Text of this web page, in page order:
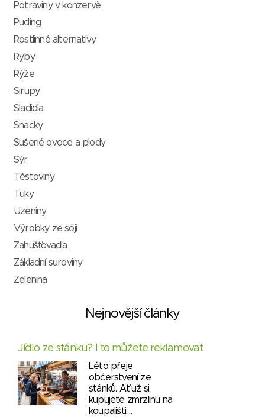
Potraviny v konzervě
Puding
Rostlinné alternativy
Ryby
Rýže
Sirupy
Sladidla
Snacky
Sušené ovoce a plody
Sýr
Těstoviny
Tuky
Uzeniny
Výrobky ze sóji
Zahušťovadla
Základní suroviny
Zelenina
Nejnovější články
Jídlo ze stánku? I to můžete reklamovat
Léto přeje
občerstvení ze
stánků. Ať už si
kupujete zmrzlinu na
koupališti,…